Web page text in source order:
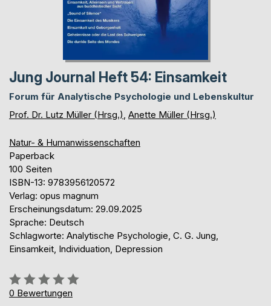
Jung Journal Heft 54: Einsamkeit
Forum für Analytische Psychologie und Lebenskultur
Prof. Dr. Lutz Müller (Hrsg.) Anette Müller (Hrsg.)
Natur- & Humanwissenschaften
Paperback
100 Seiten
ISBN-13: 9783956120572
Verlag: opus magnum
Erscheinungsdatum: 29.09.2025
Sprache: Deutsch
Schlagworte: Analytische Psychologie, C. G. Jung,
Einsamkeit, Individuation, Depression
Bewertung::
0%
0 Bewertungen